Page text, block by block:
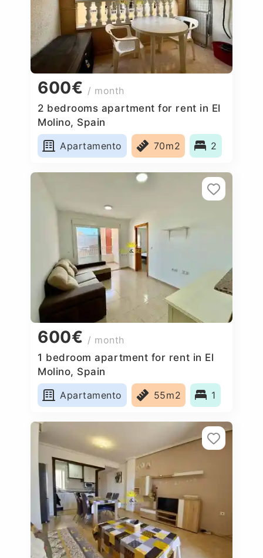
600€ / month
2 bedrooms apartment for rent in El
Molino, Spain
Apartamento
70m2 2
600€ / month
1 bedroom apartment for rent in El
Molino, Spain
Apartamento
55m2 1